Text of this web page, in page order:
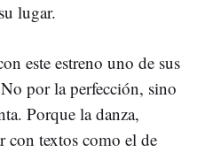
lugar.
este estreno uno de sus
por la perfección, sino
Porque la danza,
con textos como el de